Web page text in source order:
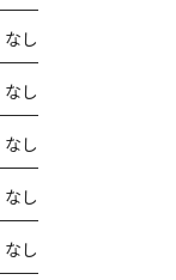
なし
なし
なし
なし
なし